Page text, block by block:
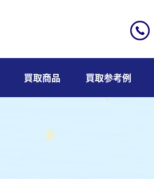
買取商品 買取参考例